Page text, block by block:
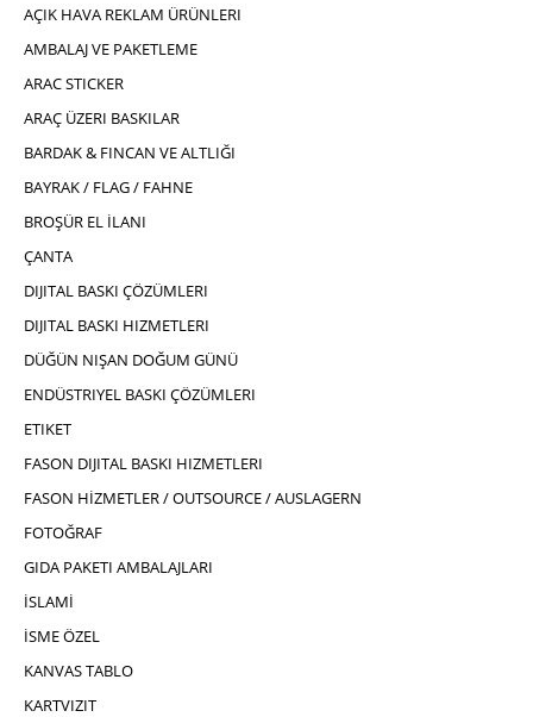
AÇIK HAVA REKLAM ÜRÜNLERI
AMBALAJ VE PAKETLEME
ARAC STICKER
ARAÇ ÜZERI BASKILAR
BARDAK & FINCAN VE ALTLIĞI
BAYRAK / FLAG / FAHNE
BROŞÜR EL İLANI
ÇANTA
DIJITAL BASKI ÇÖZÜMLERI
DIJITAL BASKI HIZMETLERI
DÜĞÜN NIŞAN DOĞUM GÜNÜ
ENDÜSTRIYEL BASKI ÇÖZÜMLERI
ETIKET
FASON DIJITAL BASKI HIZMETLERI
FASON HİZMETLER / OUTSOURCE / AUSLAGERN
FOTOĞRAF
GIDA PAKETI AMBALAJLARI
İSLAMİ
İSME ÖZEL
KANVAS TABLO
KARTVIZIT